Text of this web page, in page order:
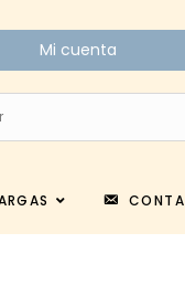
Mi cuenta